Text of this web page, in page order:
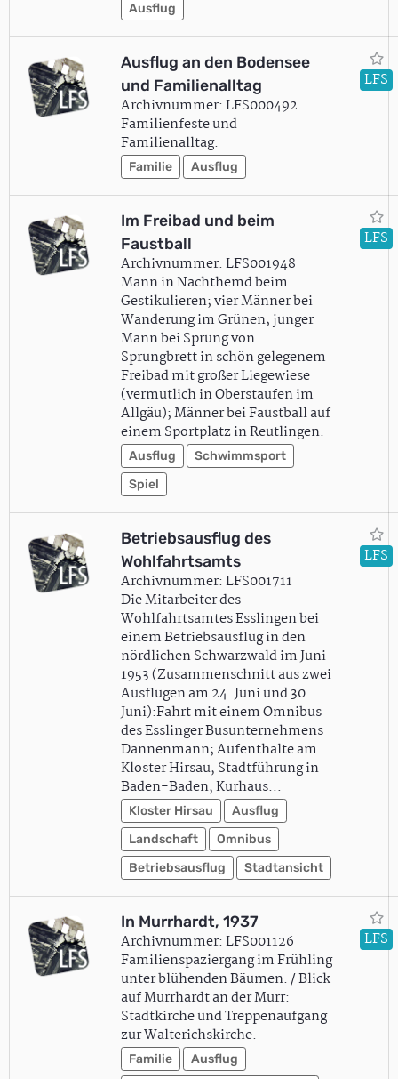
Ausflug
Ausflug an den Bodensee
und Familienalltag
Archivnummer: LFS000492
Familienfeste und
Familienalltag.
Familie Ausflug
LFS
Im Freibad und beim
Faustball
Archivnummer: LFS001948
Mann in Nachthemd beim
Gestikulieren; vier Männer bei
Wanderung im Grünen; junger
Mann bei Sprung von
Sprungbrett in schön gelegenem
Freibad mit großer Liegewiese
(vermutlich in Oberstaufen im
Allgäu); Männer bei Faustball auf
einem Sportplatz in Reutlingen.
Ausflug
Schwimmsport
Spiel
LFS
Betriebsausflug des
Wohlfahrtsamts
Archivnummer: LFS001711
Die Mitarbeiter des
Wohlfahrtsamtes Esslingen bei
einem Betriebsausflug in den
nördlichen Schwarzwald im Juni
1953 (Zusammenschnitt aus zwei
Ausflügen am 24. Juni und 30.
Juni):Fahrt mit einem Omnibus
des Esslinger Busunternehmens
Dannenmann; Aufenthalte am
Kloster Hirsau, Stadtführung in
Baden-Baden, Kurhaus…
Kloster Hirsau
Ausflug
Landschaft
Omnibus
Betriebsausflug
Stadtansicht
LFS
In Murrhardt, 1937
Archivnummer: LFS001126
Familienspaziergang im Frühling
unter blühenden Bäumen. / Blick
auf Murrhardt an der Murr:
Stadtkirche und Treppenaufgang
zur Walterichskirche.
Familie
Ausflug
LFS